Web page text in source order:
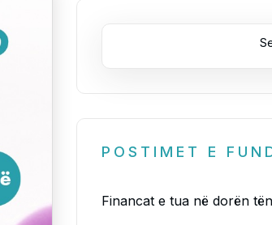
POSTIMET E
Financat e tua në dorën